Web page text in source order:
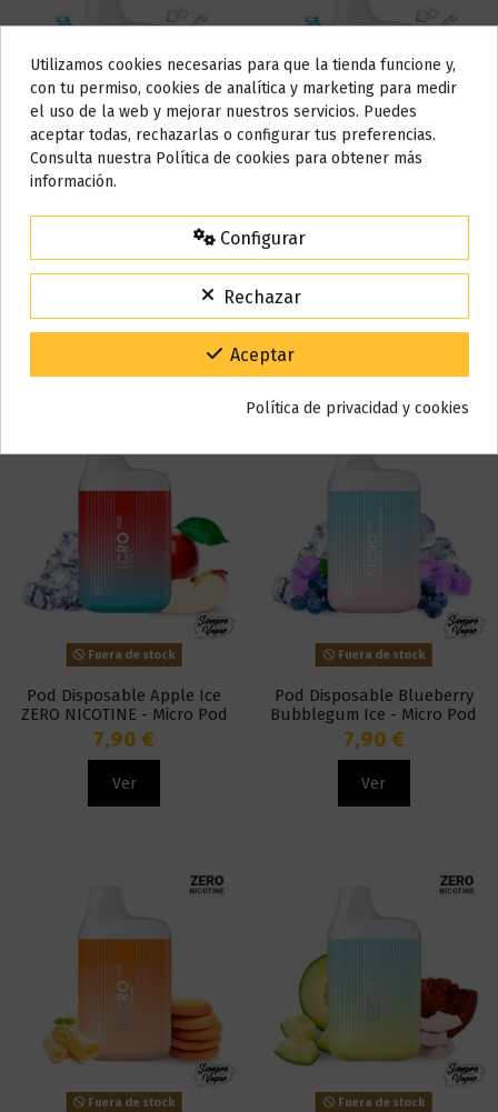
Peach Ice 20mg 600 - Micro
Pod
Ver
Cola Ice 20mg 600 - Micro
Pod
Ver
Fuera de stock
Pod Disposable Apple Ice
ZERO NICOTINE - Micro Pod
7,90 €
Ver
Fuera de stock
Pod Disposable Blueberry
Bubblegum Ice - Micro Pod
7,90 €
Ver
Fuera de stock Fuera de stock
Do not show again.
AVISO IMPORTANTE
Nos tomamos unos días
15% de descuento
Código:VACACIONES15
Gracias por tu paciencia y por seguir confiando en nosotros.
Utilizamos cookies necesarias para que la tienda funcione y,
con tu permiso, cookies de analítica y marketing para medir
el uso de la web y mejorar nuestros servicios. Puedes
aceptar todas, rechazarlas o configurar tus preferencias.
Consulta nuestra Política de cookies para obtener más
información.
Configurar
Rechazar
Aceptar
Política de privacidad y cookies